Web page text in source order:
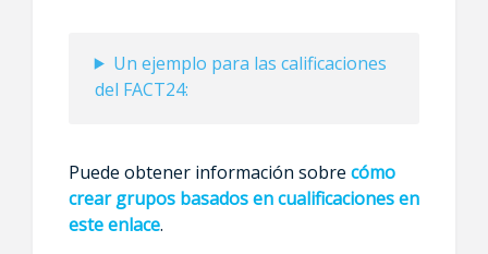
Un ejemplo para las calificaciones
del FACT24:
Puede obtener información sobre cómo
crear grupos basados en cualificaciones en
este enlace.